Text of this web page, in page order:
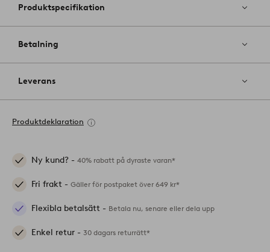
Produktspecifikation
Betalning
Leverans
Produktdeklaration
Ny kund? - 40% rabatt på dyraste varan*
Fri frakt - Gäller för postpaket över 649 kr*
Flexibla betalsätt - Betala nu, senare eller dela upp
Enkel retur - 30 dagars returrätt*